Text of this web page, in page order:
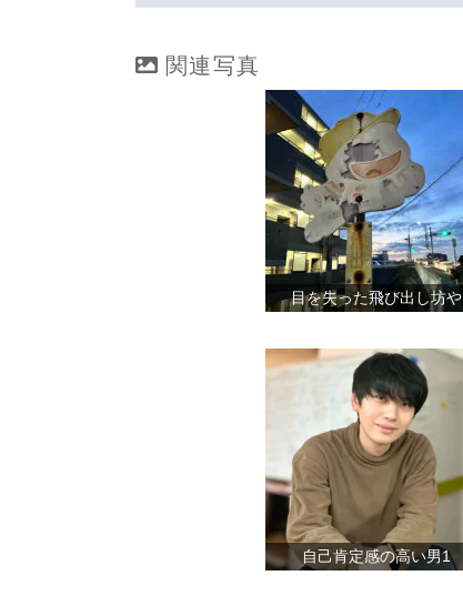
関連写真
目を失った飛び出し坊や
自己肯定感の高い男1